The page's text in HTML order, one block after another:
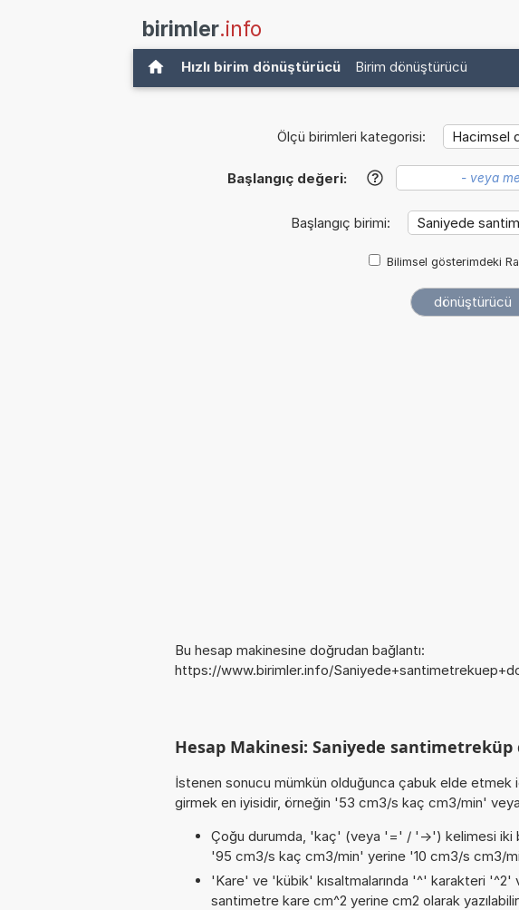
birimler.info
Hızlı birim dönüştürücü Birim dönüştürücü
Ölçü birimleri kategorisi:
Başlangıç değeri: ?
Başlangıç birimi:
Bilimsel gösterimdeki
Bu hesap makinesine doğrudan bağlantı:
https://www.birimler.info/
Hesap Makinesi: Saniyede santimetreküp
İstenen sonucu mümkün olduğunca çabuk elde
girmek en iyisidir, örneğin '53 cm3/s kaç cm3/min'
Çoğu durumda, 'kaç' (veya '=' / '->') kelimesi iki
'95 cm3/s kaç cm3/min' yerine '10 cm3/s cm3/
'Kare' ve 'kübik' kısaltmalarında '^' karakteri '^2'
santimetre kare cm^2 yerine cm2 olarak